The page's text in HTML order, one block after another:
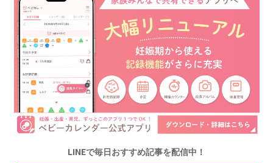
LINEで毎日おすすめ記事を配信中！